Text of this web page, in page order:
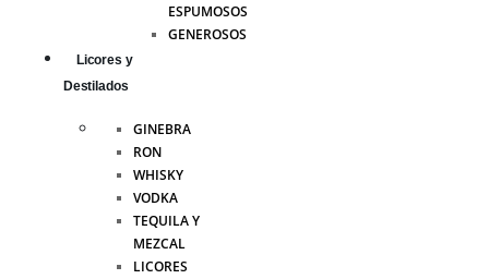
ESPUMOSOS
GENEROSOS
Licores y
Destilados
GINEBRA
RON
WHISKY
VODKA
TEQUILA Y
MEZCAL
LICORES